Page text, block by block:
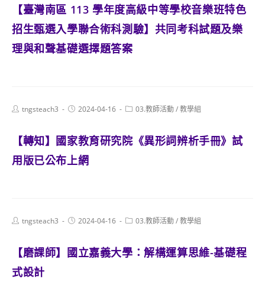
【臺灣南區 113 學年度高級中等學校音樂班特色
招生甄選入學聯合術科測驗】共同考科試題及樂
理與和聲基礎選擇題答案
Posttngsteach3
Post2024-04-16
Post03.教師活動/教學組
【轉知】國家教育研究院《異形詞辨析手冊》試
用版已公布上網
Posttngsteach3
Post2024-04-16
Post03.教師活動/教學組
【磨課師】國立嘉義大學：解構運算思維-基礎程
式設計